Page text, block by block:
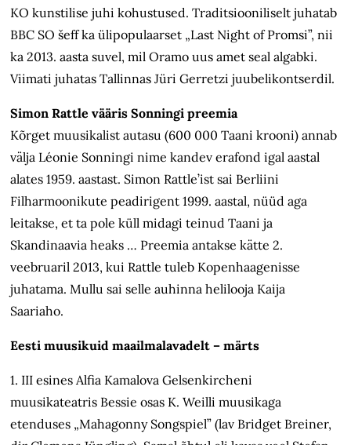
KO kunstilise juhi kohustused. Traditsiooniliselt juhatab
BBC SO šeff ka ülipopulaarset „Last Night of Promsi”, nii
ka 2013. aasta suvel, mil Oramo uus amet seal algabki.
Viimati juhatas Tallinnas Jüri Gerretzi juubelikontserdil.
Simon Rattle vääris Sonningi preemia
Kõrget muusikalist autasu (600 000 Taani krooni) annab
välja Léonie Sonningi nime kandev erafond igal aastal
alates 1959. aastast. Simon Rattle’ist sai Berliini
Filharmoonikute peadirigent 1999. aastal, nüüd aga
leitakse, et ta pole küll midagi teinud Taani ja
Skandinaavia heaks … Preemia antakse kätte 2.
veebruaril 2013, kui Rattle tuleb Kopenhaagenisse
juhatama. Mullu sai selle auhinna helilooja Kaija
Saariaho.
Eesti muusikuid maailmalavadelt – märts
1. III esines Alfia Kamalova Gelsenkircheni
muusikateatris Bessie osas K. Weilli muusikaga
etenduses „Mahagonny Songspiel” (lav Bridget Breiner,